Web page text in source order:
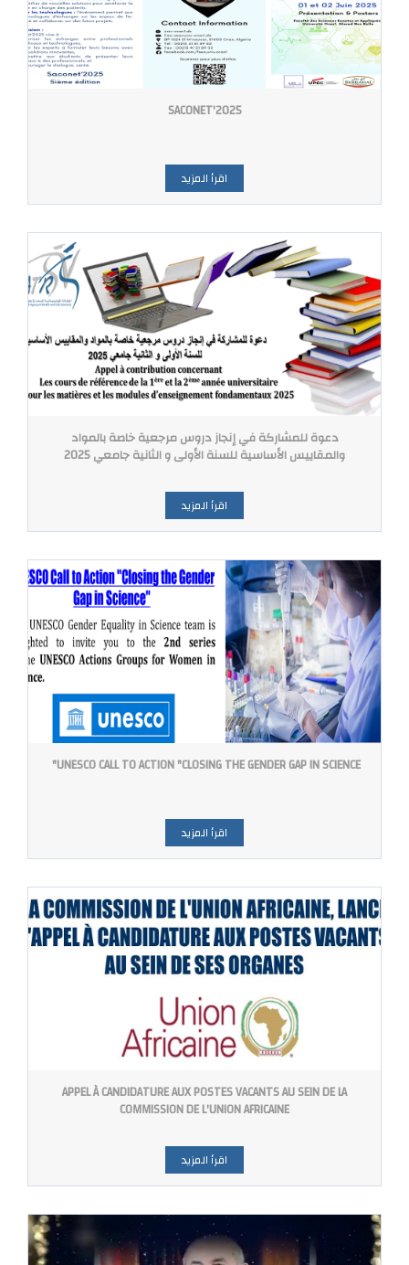
SACONET'2025
اقرأ المزيد
دعوة للمشاركة في إنجاز دروس مرجعية خاصة بالمواد
والمقاييس الأساسية للسنة الأولى و الثانية جامعي 2025
اقرأ المزيد
UNESCO CALL TO ACTION "CLOSING THE GENDER GAP IN SCIENCE"
اقرأ المزيد
APPEL À CANDIDATURE AUX POSTES VACANTS AU SEIN DE LA
COMMISSION DE L'UNION AFRICAINE
اقرأ المزيد